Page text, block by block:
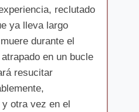
reclutado
ya lleva largo
durante el
en un bucle
resucitar
y otra vez en el